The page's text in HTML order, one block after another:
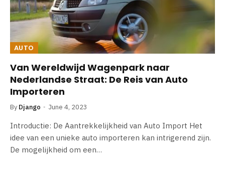
AUTO
Van Wereldwijd Wagenpark naar
Nederlandse Straat: De Reis van Auto
Importeren
By Django June 4, 2023
Introductie: De Aantrekkelijkheid van Auto Import Het
idee van een unieke auto importeren kan intrigerend zijn.
De mogelijkheid om een…